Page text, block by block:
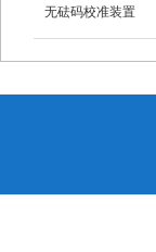
无砝码校准装置